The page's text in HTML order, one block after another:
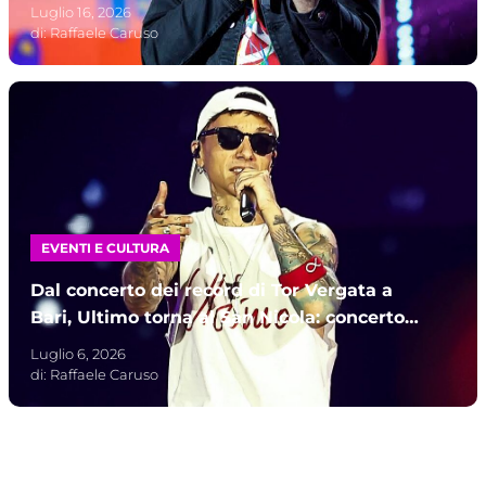
Luglio 16, 2026
di:Raffaele Caruso
EVENTI E CULTURA
Dal concerto dei record di Tor Vergata a
Bari, Ultimo torna al San Nicola: concerto il
6 luglio 2027
Luglio 6, 2026
di: Raffaele Caruso